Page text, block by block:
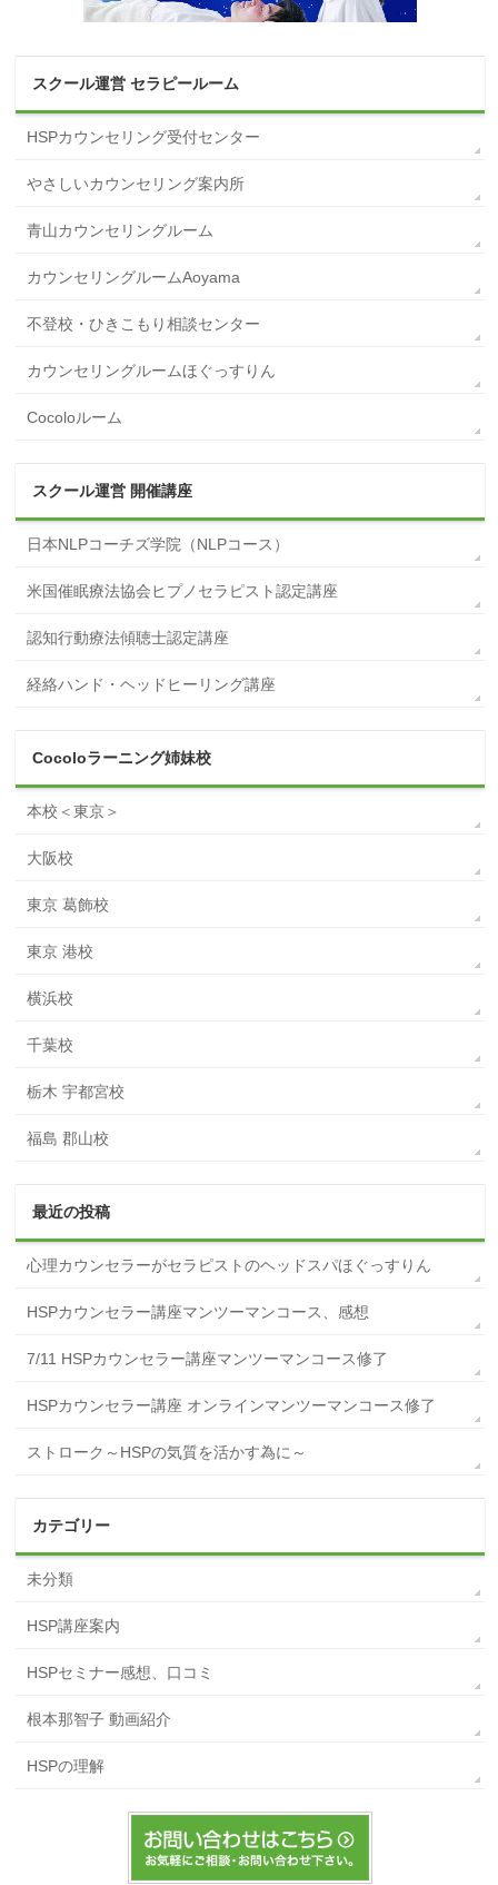
スクール運営 セラピールーム
HSPカウンセリング受付センター
やさしいカウンセリング案内所
青山カウンセリングルーム
カウンセリングルームAoyama
不登校・ひきこもり相談センター
カウンセリングルームほぐっすりん
Cocoloルーム
スクール運営 開催講座
日本NLPコーチズ学院（NLPコース）
米国催眠療法協会ヒプノセラピスト認定講座
認知行動療法傾聴士認定講座
経絡ハンド・ヘッドヒーリング講座
Cocoloラーニング姉妹校
本校＜東京＞
大阪校
東京 葛飾校
東京 港校
横浜校
千葉校
栃木 宇都宮校
福島 郡山校
最近の投稿
心理カウンセラーがセラピストのヘッドスパほぐっすりん
HSPカウンセラー講座マンツーマンコース、感想
7/11 HSPカウンセラー講座マンツーマンコース修了
HSPカウンセラー講座 オンラインマンツーマンコース修了
ストローク～HSPの気質を活かす為に～
カテゴリー
未分類
HSP講座案内
HSPセミナー感想、口コミ
根本那智子 動画紹介
HSPの理解